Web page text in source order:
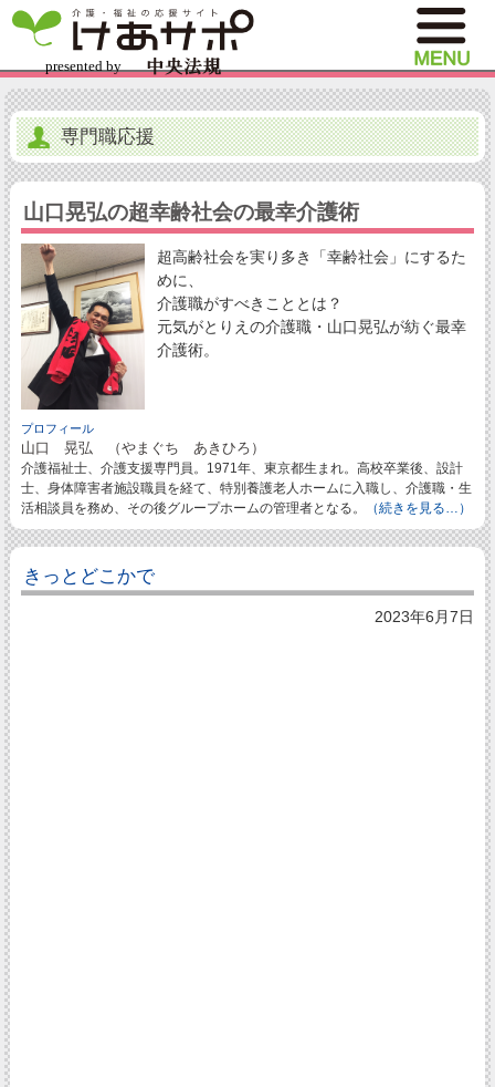
専門職応援
山口晃弘の超幸齢社会の最幸介護術
超高齢社会を実り多き「幸齢社会」にするた
めに、
介護職がすべきこととは？
元気がとりえの介護職・山口晃弘が紡ぐ最幸
介護術。
プロフィール
山口 晃弘 （やまぐち あきひろ）
介護福祉士、介護支援専門員。1971年、東京都生まれ。高校卒業後、設計
士、身体障害者施設職員を経て、特別養護老人ホームに入職し、介護職・生
活相談員を務め、その後グループホームの管理者となる。
（続きを見る…）
きっとどこかで
2023年6月7日